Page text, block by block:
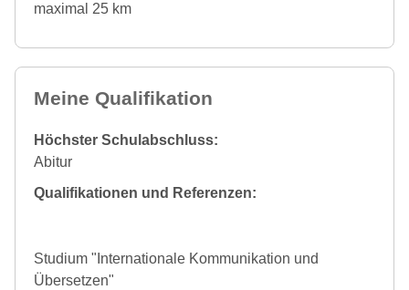
maximal 25 km
Meine Qualifikation
Höchster Schulabschluss:
Abitur
Qualifikationen und Referenzen:
Studium "Internationale Kommunikation und
Übersetzen"